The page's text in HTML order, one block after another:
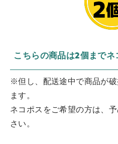
こちらの商品は2個までネ
※但し、配送途中で商品が破
ます。
ネコポスをご希望の方は、
さい。